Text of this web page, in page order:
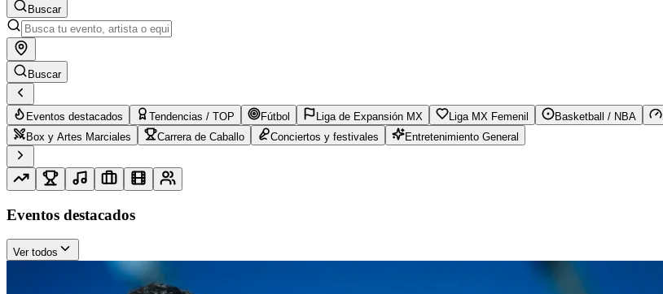
Buscar
Buscar
Eventos destacados Tendencias / TOP Fútbol Liga de Expansión MX Liga MX Femenil Basketball / NBA
Box y Artes Marciales
Carrera de Caballo Conciertos y festivales Entretenimiento General
Eventos destacados
Ver todos